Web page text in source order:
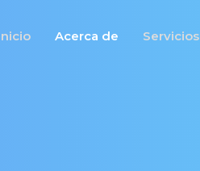
Acerca de Servicios